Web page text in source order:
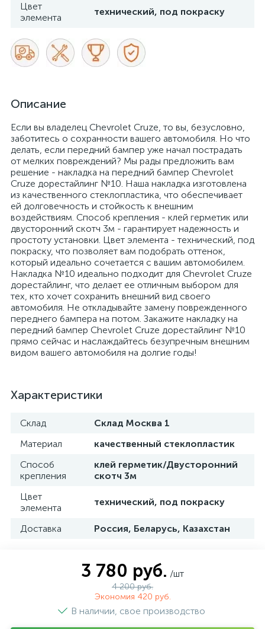
Цвет
элемента
технический, под покраску
Описание
Если вы владелец Chevrolet Cruze, то вы, безусловно,
заботитесь о сохранности вашего автомобиля. Но что
делать, если передний бампер уже начал пострадать
от мелких повреждений? Мы рады предложить вам
решение - накладка на передний бампер Chevrolet
Cruze дорестайлинг №10. Наша накладка изготовлена
из качественного стеклопластика, что обеспечивает
ей долговечность и стойкость к внешним
воздействиям. Способ крепления - клей герметик или
двусторонний скотч 3м - гарантирует надежность и
простоту установки. Цвет элемента - технический, под
покраску, что позволяет вам подобрать оттенок,
который идеально сочетается с вашим автомобилем.
Накладка №10 идеально подходит для Chevrolet Cruze
дорестайлинг, что делает ее отличным выбором для
тех, кто хочет сохранить внешний вид своего
автомобиля. Не откладывайте замену поврежденного
переднего бампера на потом. Закажите накладку на
передний бампер Chevrolet Cruze дорестайлинг №10
прямо сейчас и наслаждайтесь безупречным внешним
видом вашего автомобиля на долгие годы!
Характеристики
Склад
Склад Москва 1
Материал
качественный стеклопластик
Способ
крепления
клей герметик/Двусторонний
скотч 3м
Цвет
элемента
технический, под покраску
Доставка Россия, Беларусь, Казахстан
3 780 руб. /шт
4 200 руб.
Экономия 420 руб.
В наличии, свое производство